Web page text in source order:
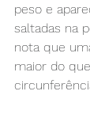
peso e
saltadas na
nota que
maior do